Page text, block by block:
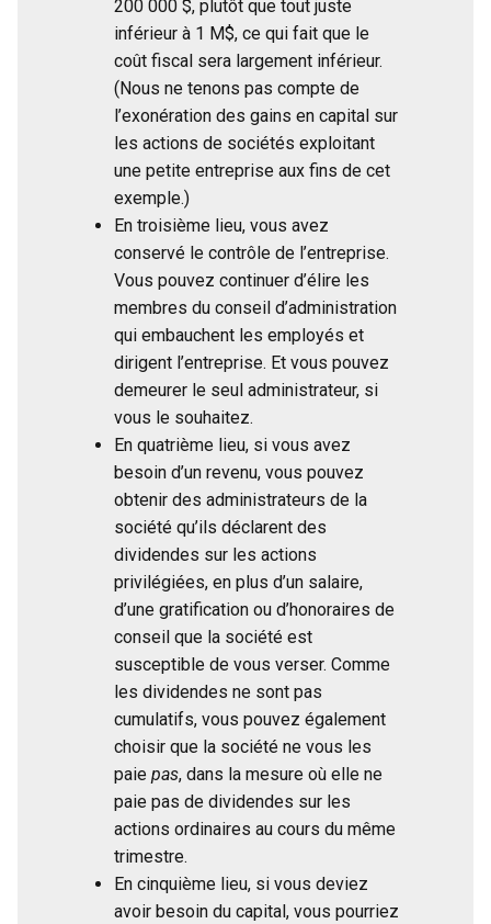
200 000 $, plutôt que tout juste
inférieur à 1 M$, ce qui fait que le
coût fiscal sera largement inférieur.
(Nous ne tenons pas compte de
l’exonération des gains en capital sur
les actions de sociétés exploitant
une petite entreprise aux fins de cet
exemple.)
En troisième lieu, vous avez
conservé le contrôle de l’entreprise.
Vous pouvez continuer d’élire les
membres du conseil d’administration
qui embauchent les employés et
dirigent l’entreprise. Et vous pouvez
demeurer le seul administrateur, si
vous le souhaitez.
En quatrième lieu, si vous avez
besoin d’un revenu, vous pouvez
obtenir des administrateurs de la
société qu’ils déclarent des
dividendes sur les actions
privilégiées, en plus d’un salaire,
d’une gratification ou d’honoraires de
conseil que la société est
susceptible de vous verser. Comme
les dividendes ne sont pas
cumulatifs, vous pouvez également
choisir que la société ne vous les
paie pas, dans la mesure où elle ne
paie pas de dividendes sur les
actions ordinaires au cours du même
trimestre.
En cinquième lieu, si vous deviez
avoir besoin du capital, vous pourriez